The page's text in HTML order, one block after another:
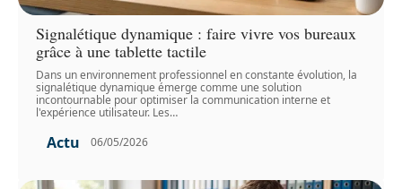
Signalétique dynamique : faire vivre vos bureaux
grâce à une tablette tactile
Dans un environnement professionnel en constante évolution, la
signalétique dynamique émerge comme une solution
incontournable pour optimiser la communication interne et
l'expérience utilisateur. Les…
Actu 06/05/2026